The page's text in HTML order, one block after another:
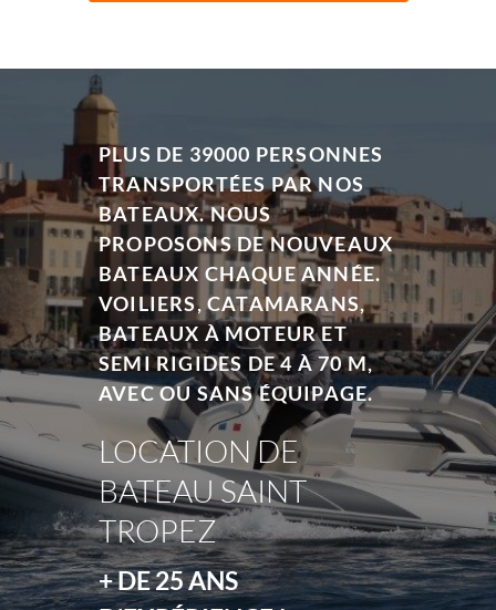
PLUS DE 39000 PERSONNES
TRANSPORTÉES PAR NOS
BATEAUX. NOUS
PROPOSONS DE NOUVEAUX
BATEAUX CHAQUE ANNÉE.
VOILIERS, CATAMARANS,
BATEAUX À MOTEUR ET
SEMI RIGIDES DE 4 À 70 M,
AVEC OU SANS ÉQUIPAGE.
LOCATION DE
BATEAU SAINT
TROPEZ
+ DE 25 ANS